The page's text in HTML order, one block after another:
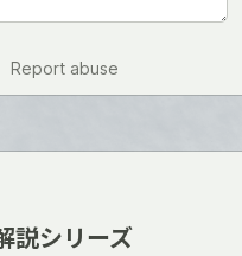
Report abuse
説シリーズ